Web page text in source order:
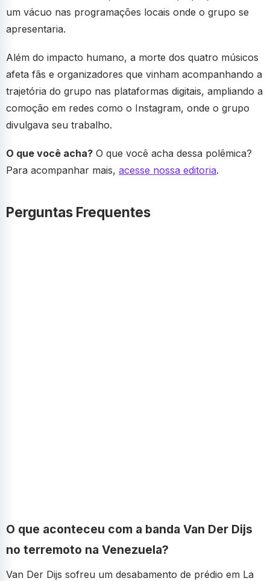
um vácuo nas programações locais onde o grupo se
apresentaria.
Além do impacto humano, a morte dos quatro músicos
afeta fãs e organizadores que vinham acompanhando a
trajetória do grupo nas plataformas digitais, ampliando a
comoção em redes como o Instagram, onde o grupo
divulgava seu trabalho.
O que você acha? O que você acha dessa polêmica?
Para acompanhar mais, acesse nossa editoria.
Perguntas Frequentes
O que aconteceu com a banda Van Der Dijs
no terremoto na Venezuela?
Van Der Dijs sofreu um desabamento de prédio em La